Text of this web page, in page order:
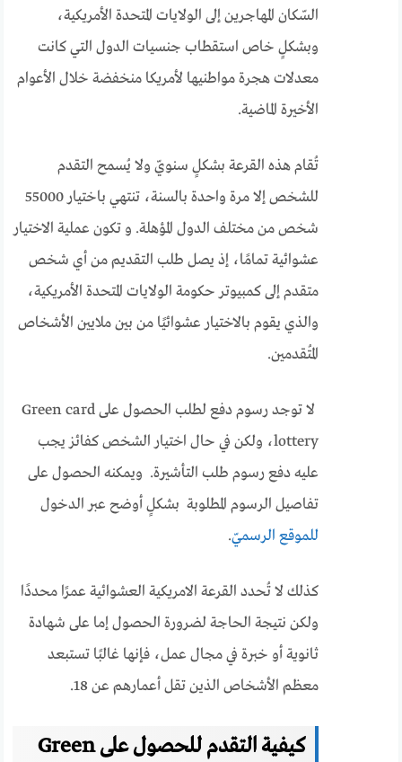
السّكان المهاجرين إلى الولايات المتحدة الأمريكية،
وبشكلٍ خاص استقطاب جنسيات الدول التي كانت
معدلات هجرة مواطنيها لأمريكا منخفضة خلال الأعوام
الأخيرة الماضية.
تُقام هذه القرعة بشكلٍ سنويّ ولا يُسمح التقدم
للشخص إلا مرة واحدة بالسنة، تنتهي باختيار 55000
شخص من مختلف الدول المؤهلة. و تكون عملية الاختيار
عشوائية تمامًا، إذ يصل طلب التقديم من أي شخص
متقدم إلى كمبيوتر حكومة الولايات المتحدة الأمريكية،
والذي يقوم بالاختيار عشوائيًا من بين ملايين الأشخاص
المُتقدمين.
لا توجد رسوم دفع لطلب الحصول على Green card
lottery، ولكن في حال اختيار الشخص كفائز يجب
عليه دفع رسوم طلب التأشيرة. ويمكنه الحصول على
تفاصيل الرسوم المطلوبة بشكلٍ أوضح عبر الدخول
للموقع الرسميّ.
كذلك لا تُحدد القرعة الامريكية العشوائية عمرًا محددًا
ولكن نتيجة الحاجة لضرورة الحصول إما على شهادة
ثانوية أو خبرة في مجال عمل، فإنها غالبًا تستبعد
معظم الأشخاص الذين تقل أعمارهم عن 18.
كيفية التقدم للحصول على Green